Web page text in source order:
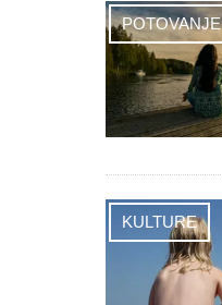
POTOVANJE
KULTURE